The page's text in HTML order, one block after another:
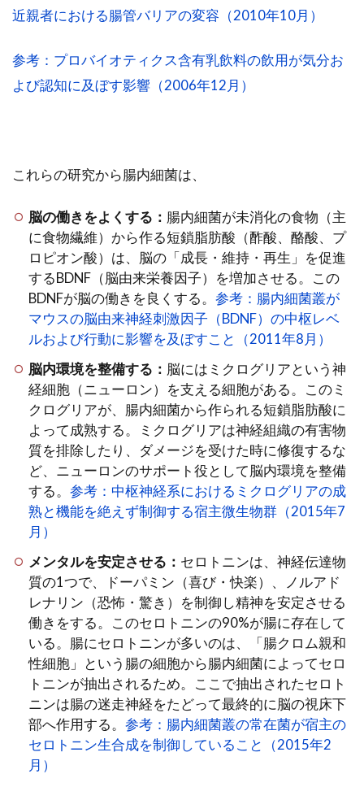
近親者における腸管バリアの変容（2010年10月）
参考：プロバイオティクス含有乳飲料の飲用が気分お
よび認知に及ぼす影響（2006年12月）
これらの研究から腸内細菌は、
脳の働きをよくする： 腸内細菌が未消化の食物（主
に食物繊維）から作る短鎖脂肪酸（酢酸、酪酸、プ
ロピオン酸）は、脳の「成長・維持・再生」を促進
するBDNF（脳由来栄養因子）を増加させる。この
BDNFが脳の働きを良くする。参考：腸内細菌叢が
マウスの脳由来神経刺激因子（BDNF）の中枢レベ
ルおよび行動に影響を及ぼすこと（2011年8月）
脳内環境を整備する： 脳にはミクログリアという神
経細胞（ニューロン）を支える細胞がある。このミ
クログリアが、腸内細菌から作られる短鎖脂肪酸に
よって成熟する。ミクログリアは神経組織の有害物
質を排除したり、ダメージを受けた時に修復するな
ど、ニューロンのサポート役として脳内環境を整備
する。参考：中枢神経系におけるミクログリアの成
熟と機能を絶えず制御する宿主微生物群（2015年7
月）
メンタルを安定させる： セロトニンは、神経伝達物
質の1つで、ドーパミン（喜び・快楽）、ノルアド
レナリン（恐怖・驚き）を制御し精神を安定させる
働きをする。このセロトニンの90%が腸に存在して
いる。腸にセロトニンが多いのは、「腸クロム親和
性細胞」という腸の細胞から腸内細菌によってセロ
トニンが抽出されるため。ここで抽出されたセロト
ニンは腸の迷走神経をたどって最終的に脳の視床下
部へ作用する。参考：腸内細菌叢の常在菌が宿主の
セロトニン生合成を制御していること（2015年2
月）